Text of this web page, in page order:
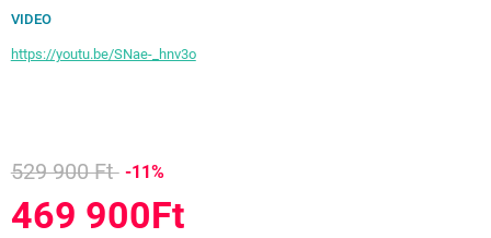
VIDEO
https://youtu.be/SNae-_hnv3o
529 900 Ft -11%
469 900Ft